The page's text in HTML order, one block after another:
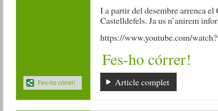
I a partir del desembre arrenca
Castelldefels. Ja us n’anirem
https://www.youtube.com/
Fes-ho córrer!
Article complet
Fes-ho córrer!